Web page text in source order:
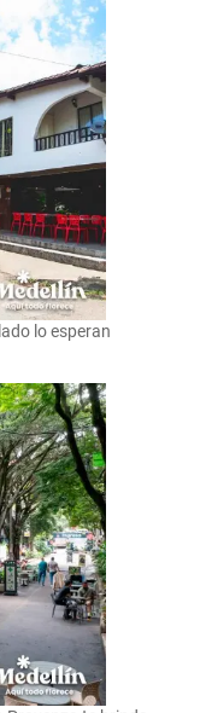
lo esperan